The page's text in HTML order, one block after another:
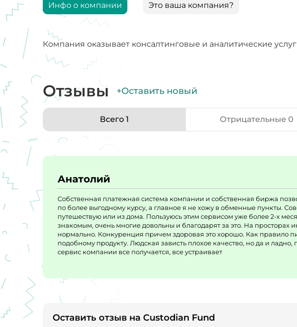
Инфо о компании Это ваша компания?
Компания оказывает консалтинговые и аналитические
Отзывы +Оставить новый
Всего 1 Отрицательные 0
Анатолий
Собственная платежная система компании и собственная биржа
по более выгодному курсу, а главное я не хожу в обменные пункты.
путешествую или из дома. Пользуюсь этим сервисом уже более 2-х
знакомым, очень многие довольны и благодарят за это. На просторах
нормально. Конкуренция причем здоровая это хорошо. Как правило
подобному продукту. Людская зависть плохое качество, но да и ладно,
сервис компании все получается, все устраивает
Оставить отзыв на Custodian Fund